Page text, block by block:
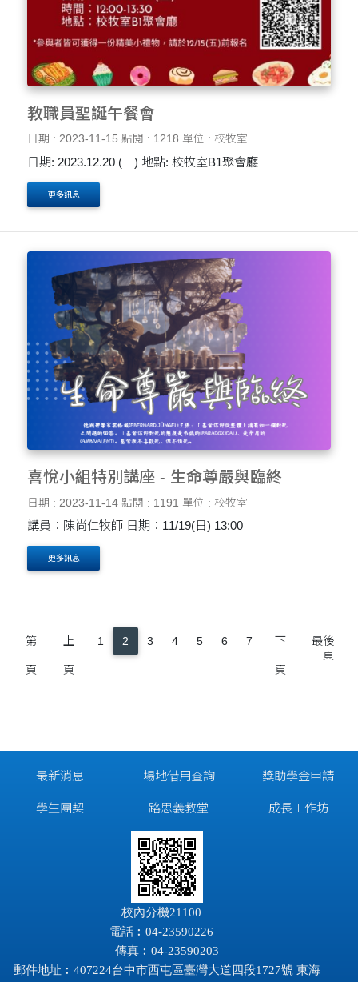
教職員聖誕午餐會
日期 : 2023-11-15 點閱 : 1218 單位 : 校牧室
日期: 2023.12.20 (三) 地點: 校牧室B1聚會廳
更多訊息
喜悅小組特別講座 - 生命尊嚴與臨終
日期 : 2023-11-14 點閱 : 1191 單位 : 校牧室
講員：陳尚仁牧師 日期：11/19(日) 13:00
更多訊息
第
一
頁
上
一
頁
1 2 3 4 5 6 7
下
一
頁
最後
一頁
最新消息
學生團契
場地借用查詢
路思義教堂
獎助學金申請
成長工作坊
校內分機21100
電話︰04-23590226
傳真︰04-23590203
郵件地址︰407224台中市西屯區臺灣大道四段1727號 東海